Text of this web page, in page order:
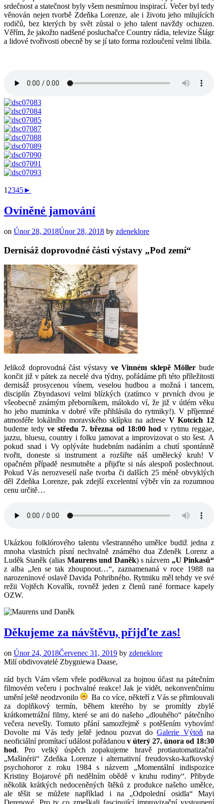
srdečnost a statečnost byly všem nesmírnou inspirací. Večer byl tedy
věnován nejen tvorbě Zdeňka Lorenze, ale i životu jeho milujících
rodičů, bez kterých by svět zůstal o jeho talent navždy ochuzen.
Věřím, že jakožto nadšené posluchačce Country rádia, televize Šlágr
a lidové tvořivosti obecně by se jí tato forma rozloučení velmi líbila.
1 2345►
Ovíněné jamování
on Únor 28, 2018Únor 28, 2018 by zdeneklore
Dernisáž doprovodné části výstavy „Pod zemí“
Jelikož doprovodná část výstavy ve Vinném sklepěMöller bude
končit již v pátek za necelé dva týdny, pořádáme při této příležitosti
dernisáž prosycenou vínem, veselou hudbou a možná i tancem,
disciplín Zbyndasovi velmi blízkých (zatímco v prvních dvou je
všeobecně známým přeborníkem, málokdo ví, že již v útlém věku
ho jeho maminka v dobré víře přihlásila do rytmiky!). V příjemné
atmosféře lokálního moravského sklípku na adrese V Kotcích 12
budeme tedyve středu 7. března od 18:00 hod v rytmu reggae,
jazzu, bluesu, country i folku jamovat a improvizovat o sto šest. A
pokud snad i Vy oplýváte hudebním nadáním a chutí spontánně
tvořit, doneste si instrument a rozšiřte náš umělecký kruh! V
opačném případě nesmutněte a přijďte si nás alespoň poslechnout.
Pokud Vás nerozveselí naše tvorba či dalších 25 méně obvyklých
děl Zdeňka Lorenze, pak zdejší excelentní výběr vín za rozumnou
cenu určitě…
Ukázkou folklórového talentu všestranného umělce budiž jedna z
mnoha vlastních písní nechvalně známého dua Zdeněk Lorenz a
Luděk Staněk (alias Maurens und Daněk) s názvem „U Pinkasů“
z alba „Jen se tak zhoupnout…“, zaznamenaná v roce 1988 na
narozeninové oslavě Davida Pohribného. Rytmiku měl tehdy ve své
režii Vojtěch Kovařík, rovněž jeden z členů rané formace kapely
OZW.
Děkujeme za návštěvu, přijďte zas!
on Únor 24, 2018Červenec 31, 2019 by zdeneklore
Milí obdivovatelé Zbygniewa Daase,
rád bych Vám všem vřele poděkoval za hojnou účast na pátečním
filmovém večeru i pochvalné reakce! Jak je vidět, nekonvenčnímu
umění ještě neodzvonilo
Ba co více, někteří z Vás se přimlouvali
za doplňkový termín, během kterého by se promítly zbylé
krátkometrážní filmy, které se ani do našeho „dlouhého“ pátečního
večera nevešly. Tomuto přání samozřejmě s potěšením vyhovím!
Dovolte mi Vás tedy ještě jednou pozvat doGalerie Výtoň na
neoficiální promítací událost pořádanou v úterý 27. února od 18:30
hod. Pro velký úspěch zopakujeme hravě protiautomatizační
„Mašinérii“ Zdeňka Lorenze i alternativní freudovsko-kafkovský
psychohoror z roku 1984 s názvem „Momentální indispozice
Kristiny Bojarové při nedělním obědě v kruhu rodiny“. Přibyde
několik krátkých nedoceněných štěků z produkce našeho umělce,
ale těšit se můžete například i na „Odpolední osidla“ Mayi